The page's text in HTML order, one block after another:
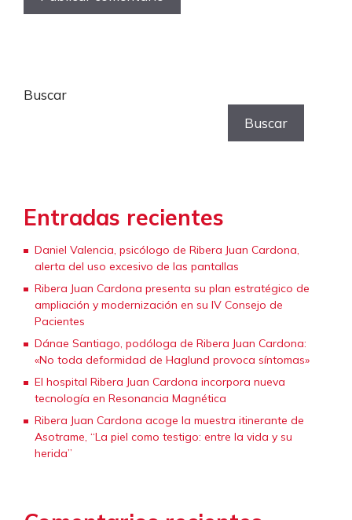
Buscar
Buscar
Entradas recientes
Daniel Valencia, psicólogo de Ribera Juan Cardona,
alerta del uso excesivo de las pantallas
Ribera Juan Cardona presenta su plan estratégico de
ampliación y modernización en su IV Consejo de
Pacientes
Dánae Santiago, podóloga de Ribera Juan Cardona:
«No toda deformidad de Haglund provoca síntomas»
El hospital Ribera Juan Cardona incorpora nueva
tecnología en Resonancia Magnética
Ribera Juan Cardona acoge la muestra itinerante de
Asotrame, “La piel como testigo: entre la vida y su
herida”